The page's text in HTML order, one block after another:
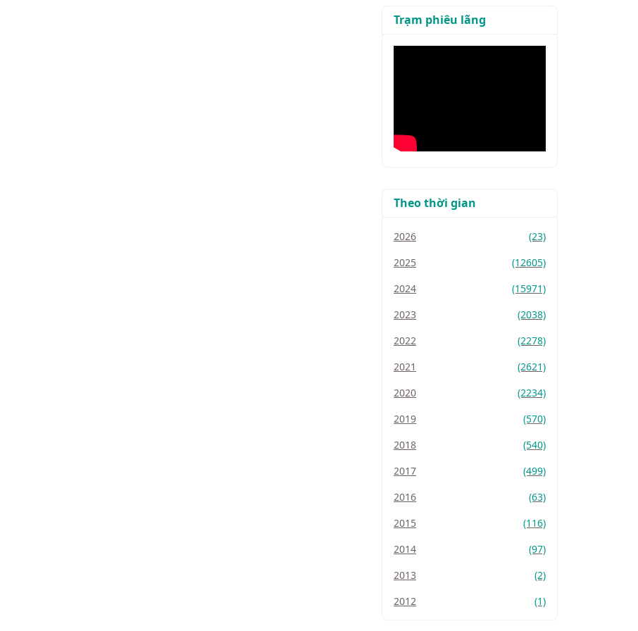
Trạm phiêu lãng
Theo thời gian
2026
(23)
2025
(12605)
2024
(15971)
2023
(2038)
2022
(2278)
2021
(2621)
2020
(2234)
2019
(570)
2018
(540)
2017
(499)
2016
(63)
2015
(116)
2014
(97)
2013
(2)
2012
(1)